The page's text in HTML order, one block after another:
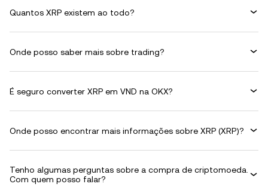
Quantos XRP existem ao todo?
Onde posso saber mais sobre trading?
É seguro converter XRP em VND na OKX?
Onde posso encontrar mais informações sobre XRP (XRP)?
Tenho algumas perguntas sobre a compra de criptomoeda.
Com quem posso falar?